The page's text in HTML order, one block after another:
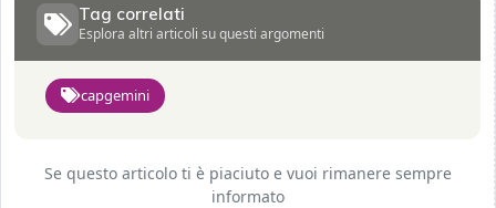
Tag correlati
Esplora altri articoli su questi argomenti
capgemini
Se questo articolo ti è piaciuto e vuoi rimanere sempre
informato